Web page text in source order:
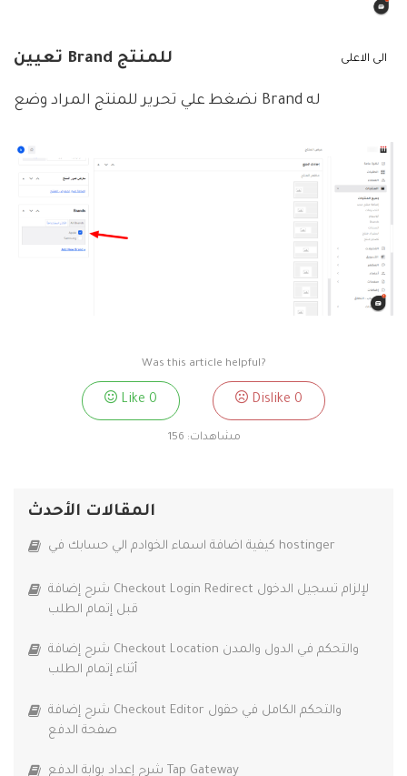
تعيين Brand للمنتج
نضغط علي تحرير للمنتج المراد وضع Brand له
Was this article helpful?
Like0 Dislike 0
مشاهدات: 156
المقالات الأحدث
كيفية اضافة اسماء الخوادم الي حسابك في hostinger
شرح إضافة Checkout Login Redirect لإلزام تسجيل الدخول
قبل إتمام الطلب
شرح إضافة Checkout Location والتحكم في الدول والمدن
أثناء إتمام الطلب
شرح إضافة Checkout Editor والتحكم الكامل في حقول
صفحة الدفع
شرح إعداد بوابة الدفع Tap Gateway